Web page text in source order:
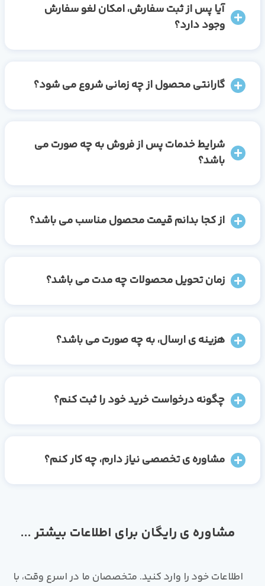
آیا پس از ثبت سفارش، امکان لغو سفارش
وجود دارد؟
گارانتی محصول از چه زمانی شروع می شود؟
شرایط خدمات پس از فروش به چه صورت می
باشد؟
از کجا بدانم قیمت محصول مناسب می باشد؟
زمان تحویل محصولات چه مدت می باشد؟
هزینه ی ارسال، به چه صورت می باشد؟
چگونه درخواست خرید خود را ثبت کنم؟
مشاوره ی تخصصی نیاز دارم، چه کار کنم؟
مشاوره ی رایگان برای اطلاعات بیشتر ...
اطلاعات خود را وارد کنید. متخصصان ما در اسرع وقت، با